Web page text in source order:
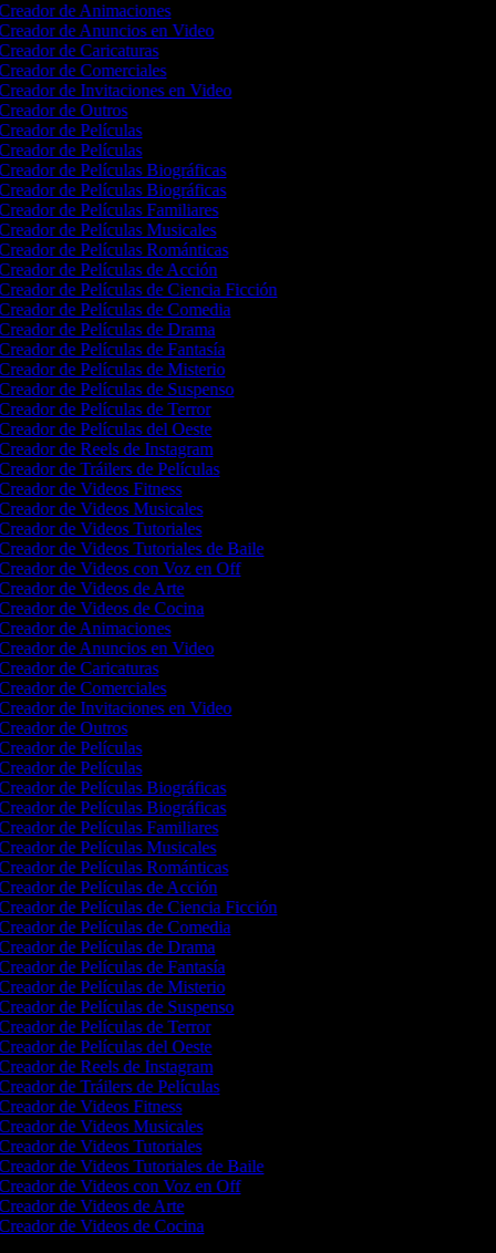
de Animaciones
de Anuncios en Video
de Caricaturas
de Comerciales
de Invitaciones en Video
de Outros
de Películas
de Películas
de Películas Biográficas
de Películas Biográficas
de Películas Familiares
de Películas Musicales
de Películas Románticas
de Películas de Acción
de Películas de Ciencia Ficción
de Películas de Comedia
de Películas de Drama
de Películas de Fantasía
de Películas de Misterio
de Películas de Suspenso
de Películas de Terror
de Películas del Oeste
de Reels de Instagram
de Tráilers de Películas
de Videos Fitness
de Videos Musicales
de Videos Tutoriales
de Videos Tutoriales de Baile
de Videos con Voz en Off
de Videos de Arte
de Videos de Cocina
de Animaciones
de Anuncios en Video
de Caricaturas
de Comerciales
de Invitaciones en Video
de Outros
de Películas
de Películas
de Películas Biográficas
de Películas Biográficas
de Películas Familiares
de Películas Musicales
de Películas Románticas
de Películas de Acción
de Películas de Ciencia Ficción
de Películas de Comedia
de Películas de Drama
de Películas de Fantasía
de Películas de Misterio
de Películas de Suspenso
de Películas de Terror
de Películas del Oeste
de Reels de Instagram
de Tráilers de Películas
de Videos Fitness
de Videos Musicales
de Videos Tutoriales
de Videos Tutoriales de Baile
de Videos con Voz en Off
de Videos de Arte
de Videos de Cocina